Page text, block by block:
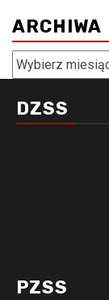
ARCHIWA
Archiwa
DZSS
PZSS